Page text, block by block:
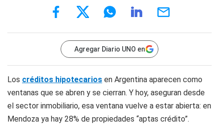
Agregar Diario UNO en
Los créditos hipotecarios en Argentina aparecen como
ventanas que se abren y se cierran. Y hoy, aseguran desde
el sector inmobiliario, esa ventana vuelve a estar abierta: en
Mendoza ya hay 28% de propiedades “aptas crédito”.